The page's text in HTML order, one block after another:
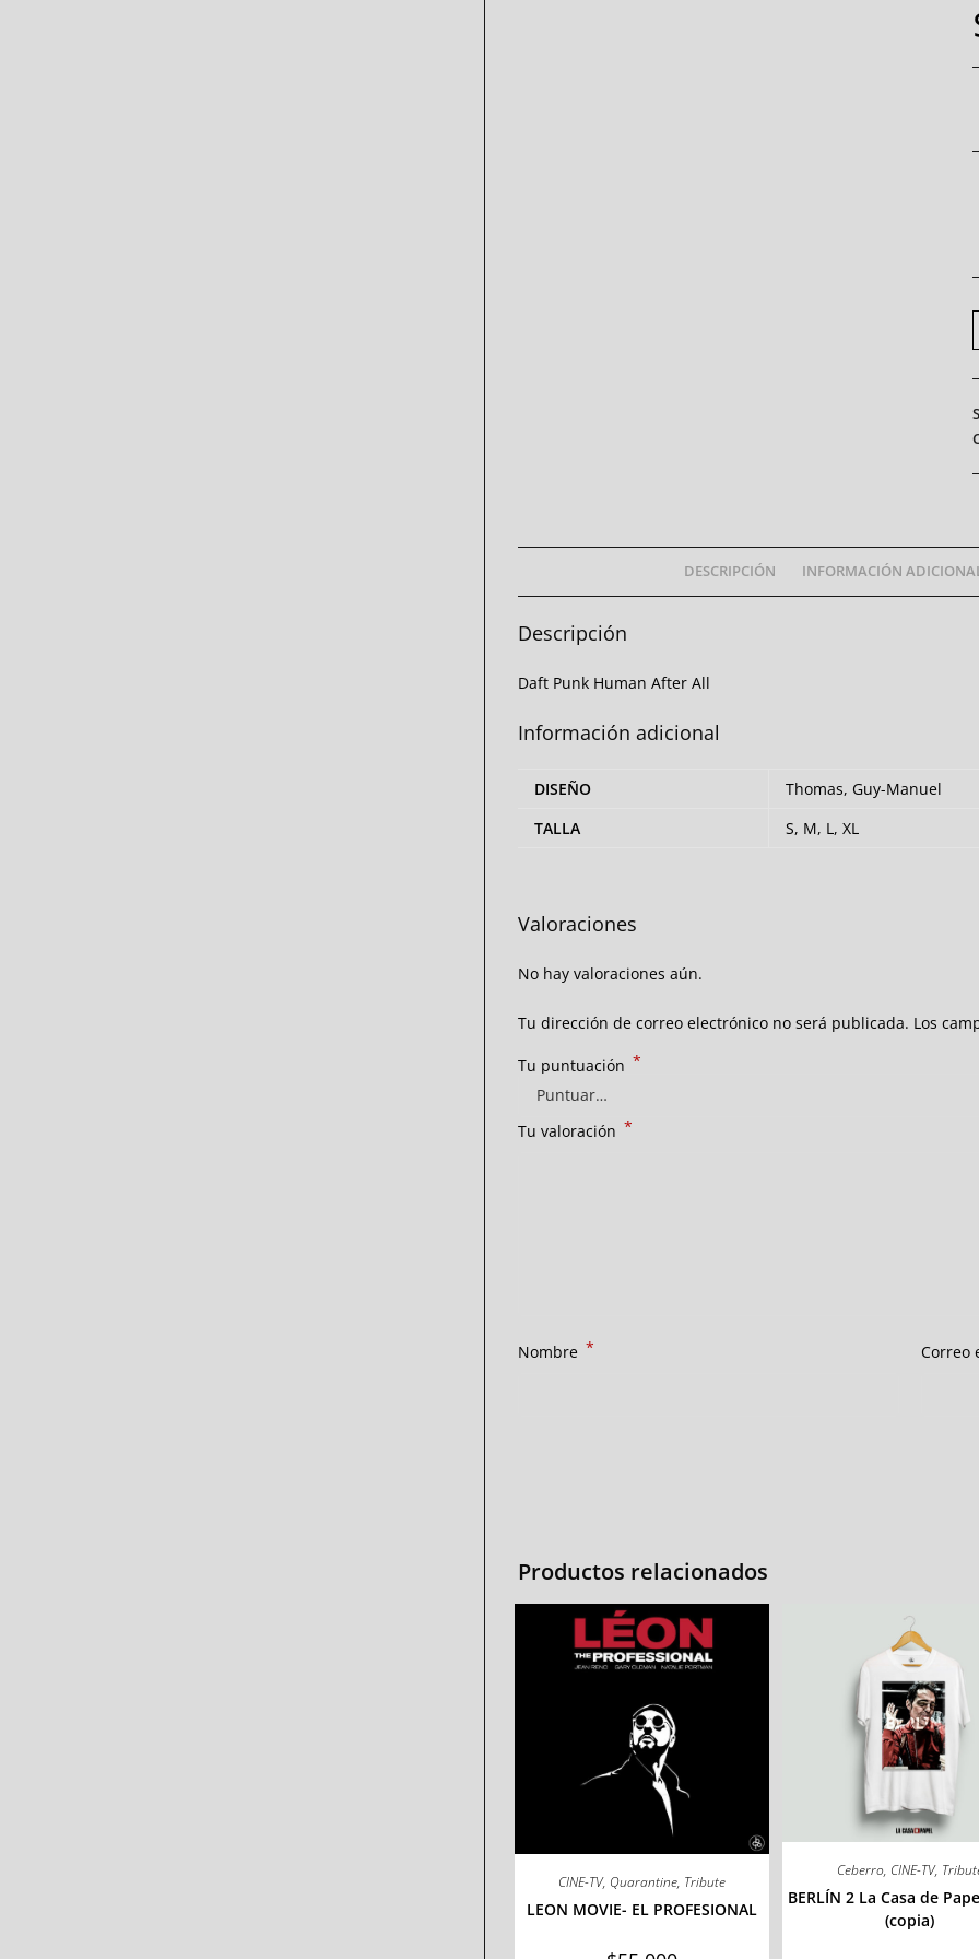
DESCRIPCIÓN INFORMACIÓN
Descripción
Daft Punk Human After All
Información adicional
DISEÑO
Thomas, Guy-Manuel
TALLA
S, M, L, XL
Valoraciones
No hay valoraciones aún.
Tu dirección de correo electrónico no será publicada. Los
Tu puntuación *
Tu valoración *
Nombre * Correo
Productos relacionados
CINE-TV, Quarantine, Tribute
LEON MOVIE- EL PROFESIONAL
Ceberro, CINE-TV,
BERLÍN 2 La Casa de
(copia)